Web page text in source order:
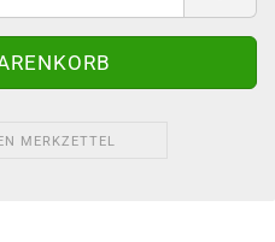
MERKZETTEL